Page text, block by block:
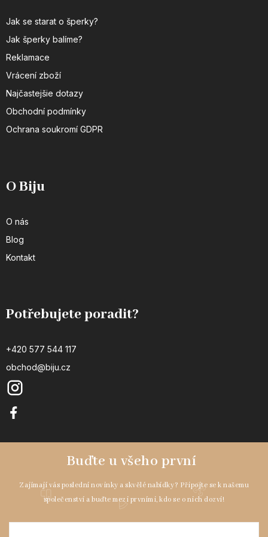
Jak se starat o šperky?
Jak šperky balíme?
Reklamace
Vrácení zboží
Najčastejšie dotazy
Obchodní podmínky
Ochrana soukromí GDPR
O Biju
O nás
Blog
Kontakt
Potřebujete poradit?
+420 577 544 117
obchod@biju.cz